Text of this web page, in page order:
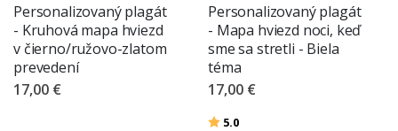
Personalizovaný plagát
- Kruhová mapa hviezd
v čierno/ružovo-zlatom
prevedení
17,00 €
Personalizovaný plagát
- Mapa hviezd noci, keď
sme sa stretli - Biela
téma
17,00 €
Hodnotenie:
5.0